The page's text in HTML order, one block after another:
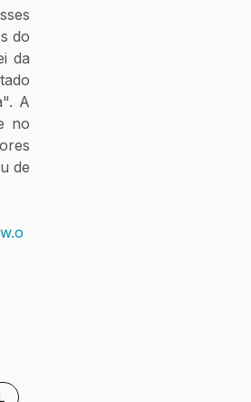
do
da
A
no
de